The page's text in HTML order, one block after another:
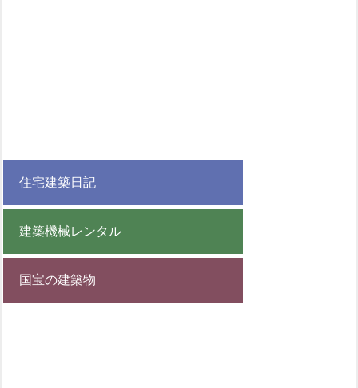
住宅建築日記
建築機械レンタル
国宝の建築物